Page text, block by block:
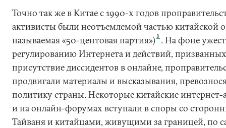
Точно так же в Китае с 1990-х годов
активисты были неотъемлемой частью китайской
называемая «50-центовая партия») 8 . На фоне
регулированию Интернета и действий,
присутствие диссидентов в онлайне,
продвигали материалы и высказывания,
политику страны. Некоторые китайские интернет-
и на онлайн-форумах вступали в споры со
Тайваня и китайцами, живущими за границей, по